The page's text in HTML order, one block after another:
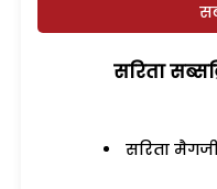
सरिता
सरिता